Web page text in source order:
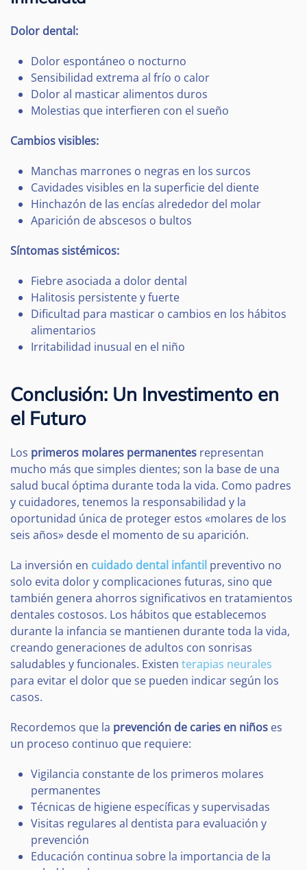
Dolor dental:
Dolor espontáneo o nocturno
Sensibilidad extrema al frío o calor
Dolor al masticar alimentos duros
Molestias que interfieren con el sueño
Cambios visibles:
Manchas marrones o negras en los surcos
Cavidades visibles en la superficie del diente
Hinchazón de las encías alrededor del molar
Aparición de abscesos o bultos
Síntomas sistémicos:
Fiebre asociada a dolor dental
Halitosis persistente y fuerte
Dificultad para masticar o cambios en los hábitos
alimentarios
Irritabilidad inusual en el niño
Conclusión: Un Investimento en
el Futuro
Los primeros molares permanentes representan
mucho más que simples dientes; son la base de una
salud bucal óptima durante toda la vida. Como padres
y cuidadores, tenemos la responsabilidad y la
oportunidad única de proteger estos «molares de los
seis años» desde el momento de su aparición.
La inversión en cuidado dental infantil preventivo no
solo evita dolor y complicaciones futuras, sino que
también genera ahorros significativos en tratamientos
dentales costosos. Los hábitos que establecemos
durante la infancia se mantienen durante toda la vida,
creando generaciones de adultos con sonrisas
saludables y funcionales. Existen terapias neurales
para evitar el dolor que se pueden indicar según los
casos.
Recordemos que la prevención de caries en niños es
un proceso continuo que requiere:
Vigilancia constante de los primeros molares
permanentes
Técnicas de higiene específicas y supervisadas
Visitas regulares al dentista para evaluación y
prevención
Educación continua sobre la importancia de la